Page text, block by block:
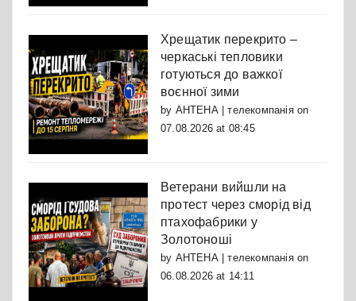
Хрещатик перекрито –
черкаські тепловики
готуються до важкої
воєнної зими
by АНТЕНА | телекомпаніяon
07.08.2026 at 08:45
Ветерани вийшли на
протест через сморід від
птахофабрики у
Золотоноші
by АНТЕНА | телекомпаніяon
06.08.2026 at 14:11